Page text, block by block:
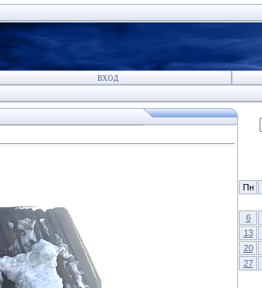
ВХОД
Пн
6
13
20
27